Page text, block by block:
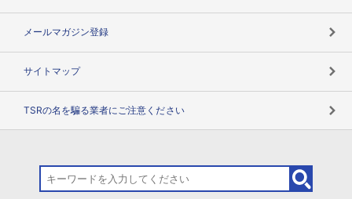
メールマガジン登録
サイトマップ
TSRの名を騙る業者にご注意ください